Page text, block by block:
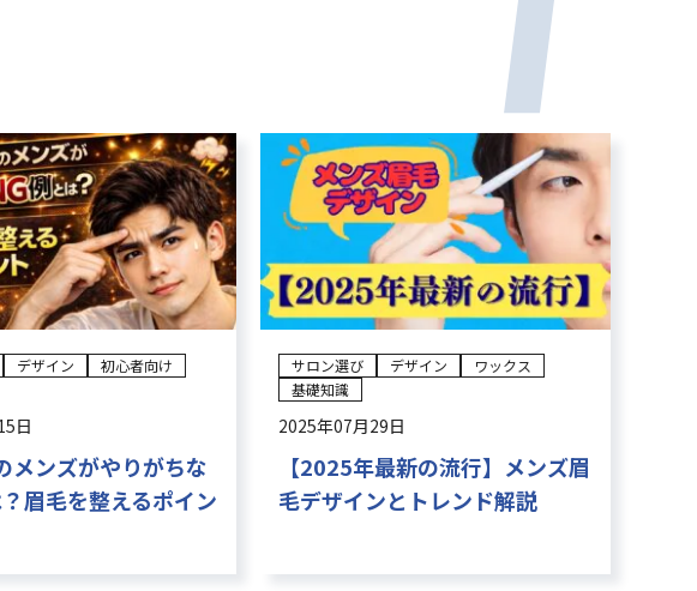
デザイン
初心者向け
日
メンズがやりがちな
眉毛を整えるポイン
サロン選び デザイン
ワックス
基礎知識
2025年07月29日
【2025年最新の流行】メンズ眉
毛デザインとトレンド解説